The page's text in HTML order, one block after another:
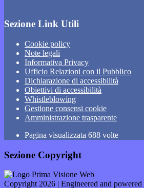
Sezione Link Utili
Cookie policy
Note legali
Informativa Privacy
Ufficio Relazioni con il Pubblico
Dichiarazione di accessibilità
Obiettivi di accessibilità
Whistleblowing
Gestione consensi cookie
Amministrazione trasparente
Pagina visualizzata 688 volte
Sezione Copyright
Copyright 2026 | Engineered and